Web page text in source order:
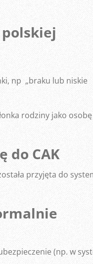
polskiej
np „braku lub niskie
rodziny jako osobę
do CAK
przyjęta do
(np. w